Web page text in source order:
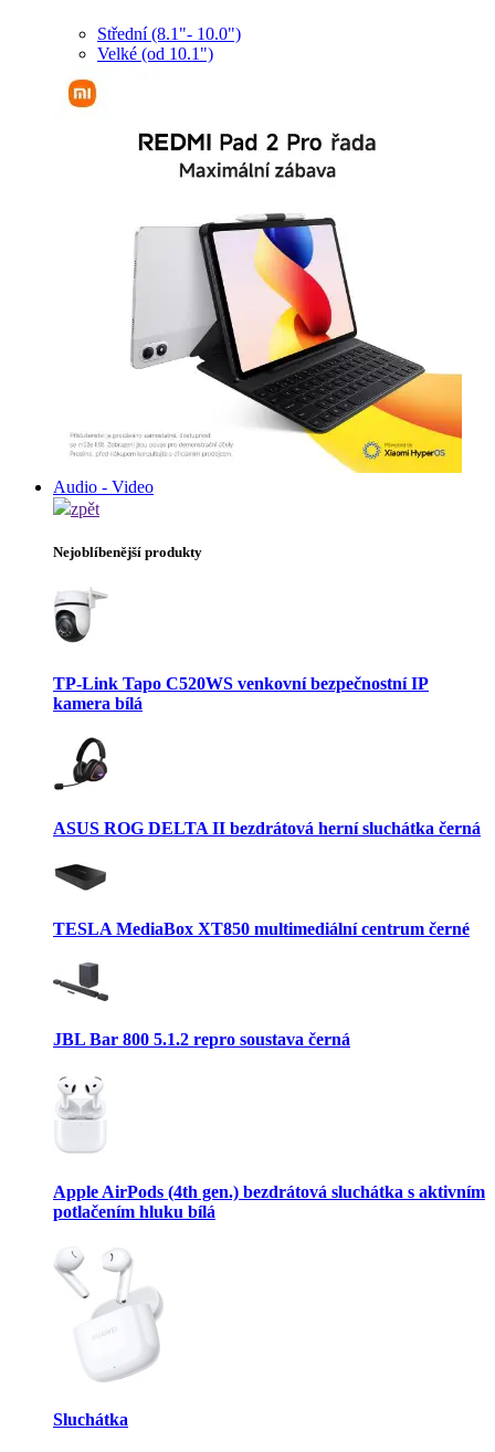
Střední (8.1"- 10.0")
Velké (od 10.1")
Audio - Video
zpět
Nejoblíbenější produkty
TP-Link Tapo C520WS venkovní bezpečnostní IP
kamera bílá
ASUS ROG DELTA II bezdrátová herní sluchátka černá
TESLA MediaBox XT850 multimediální centrum černé
JBL Bar 800 5.1.2 repro soustava černá
Apple AirPods (4th gen.) bezdrátová sluchátka s aktivním
potlačením hluku bílá
Sluchátka